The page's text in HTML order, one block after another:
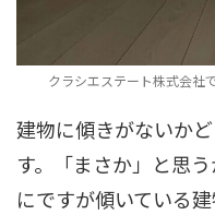
クラシエステート株式会社
建物に傾きがないか
す。「まさか」と思
にですが傾いている建